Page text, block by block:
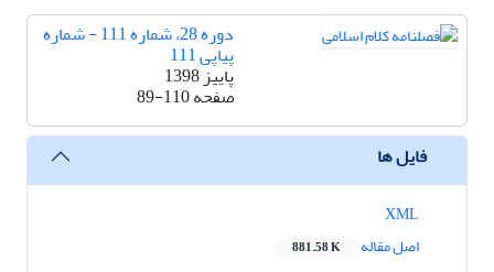
دوره 28، شماره 111 - شماره
پیاپی 111
پاییز 1398
صفحه89-110
فایل ها
اصل مقاله
881.58 K